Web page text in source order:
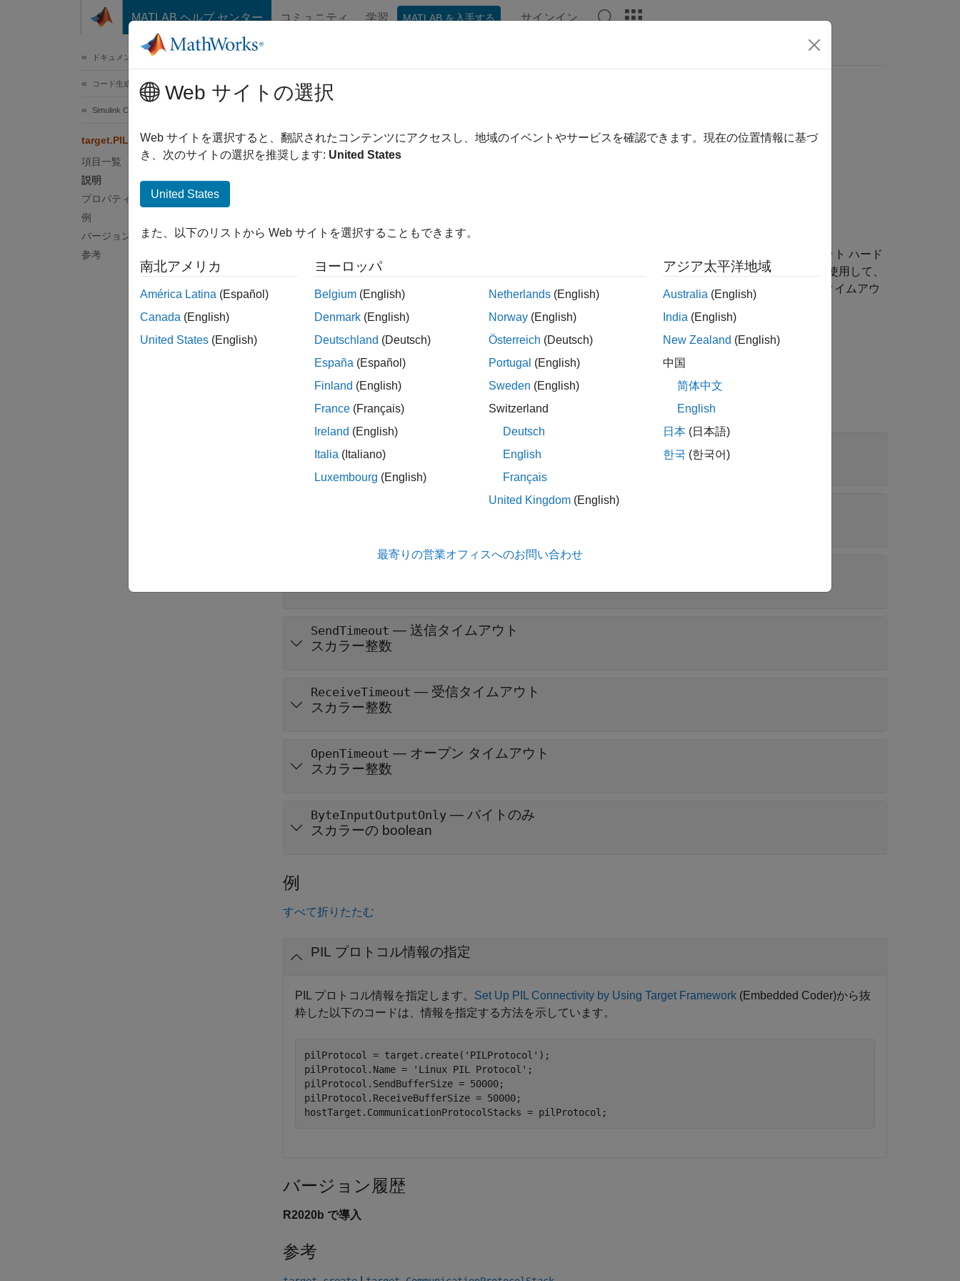
コンテンツへスキップ
MATLAB ヘルプ センター コミュニティ 学習 MATLAB を入手する サインイン
ドキュメンテーションのホーム
コード生成
Simulink Coder
target.PILProtocol クラス
項目一覧
説明
プロパティ
例
バージョン履歴
参考
target.PILProtocol クラス
名前空間:target
説明
クラスを使用して、ターゲット ハード
ウェアのプロセッサインザループ (PIL) 通信プロトコル実装について記述します。たとえば、このクラスを使用して、
データ転送のバッファリング情報と、関連付けられたtarget.Board
オブジェクトを使用する I/O に関するタイムアウ
target.PILProtocolオブジェクトの作成には関数 target.create を使用します。
プロパティ
すべて展開する
Name
文字ベクトル
送信バッファー サイズ
SendTimeout — 送信タイムアウト
スカラー整数
ReceiveTimeout — 受信タイムアウト
スカラー整数
OpenTimeout — オープン タイムアウト
スカラー整数
ByteInputOutputOnly — バイトのみ
スカラーの boolean
例
すべて折りたたむ
PIL プロトコル情報の指定
PIL プロトコル情報を指定します。 Set Up PIL Connectivity by Using Target Framework (Embedded Coder)から抜
粋した以下のコードは、情報を指定する方法を示しています。
pilProtocol = target.create( 'PILProtocol' );
pilProtocol.Name =
'Linux PIL Protocol' ;
pilProtocol.SendBufferSize = 50000;
pilProtocol.ReceiveBufferSize = 50000;
hostTarget.CommunicationProtocolStacks = pilProtocol;
バージョン履歴
R2020b で導入
参考
Web サイトの選択
Web サイトを選択すると、翻訳されたコンテンツにアクセスし、地域のイベントやサービスを確認できます。現在の位置情報に基づ
き、次のサイトの選択を推奨します: United States
United States
また、以下のリストから Web サイトを選択することもできます。
南北アメリカ
América Latina (Español)
Canada (English)
United States (English)
ヨーロッパ
Belgium (English)
Denmark (English)
Deutschland (Deutsch)
España (Español)
Finland (English)
France (Français)
Ireland (English)
Italia (Italiano)
Luxembourg (English)
Netherlands (English)
Norway (English)
Österreich (Deutsch)
Portugal (English)
Sweden (English)
Switzerland
Deutsch
English
Français
United Kingdom (English)
アジア太平洋地域
Australia (English)
India (English)
New Zealand (English)
中国
简体中文
English
日本 (日本語)
한국 (한국어)
最寄りの営業オフィスへのお問い合わせ